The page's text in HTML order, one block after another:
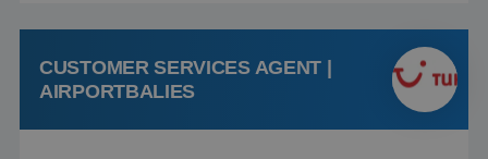
hebt in de reisbranche of j...
CUSTOMER SERVICES AGENT |
AIRPORTBALIES